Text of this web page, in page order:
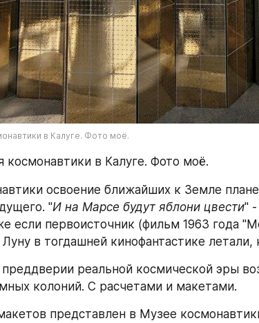
в Калуге. Фото моё.
космонавтики в Калуге. Фото моё.
освоение ближайших к Земле
"И на Марсе будут яблони цвести" -
если первоисточник (фильм 1963 года
в тогдашней кинофантастике летали,
преддверии реальной космической эры
колоний. С расчетами и макетами.
представлен в Музее